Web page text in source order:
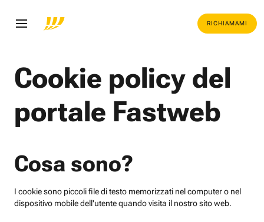
RICHIAMAMI
Cookie policy del
portale Fastweb
Cosa sono?
I cookie sono piccoli file di testo memorizzati nel computer o nel
dispositivo mobile dell'utente quando visita il nostro sito web.